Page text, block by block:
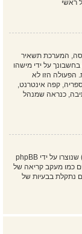
ראשי
המערכת תשאיר
על ידי מישהו
הפעולה הזו לא
קפה אינטרנט,
כנראה שמנהל
"מחק את כל עוגיות המערכת" מוחק את כל העוגיות (cookies) שנוצרו על ידי phpBB
כמו מעקב קריאה של
נתקלת בבעיות של